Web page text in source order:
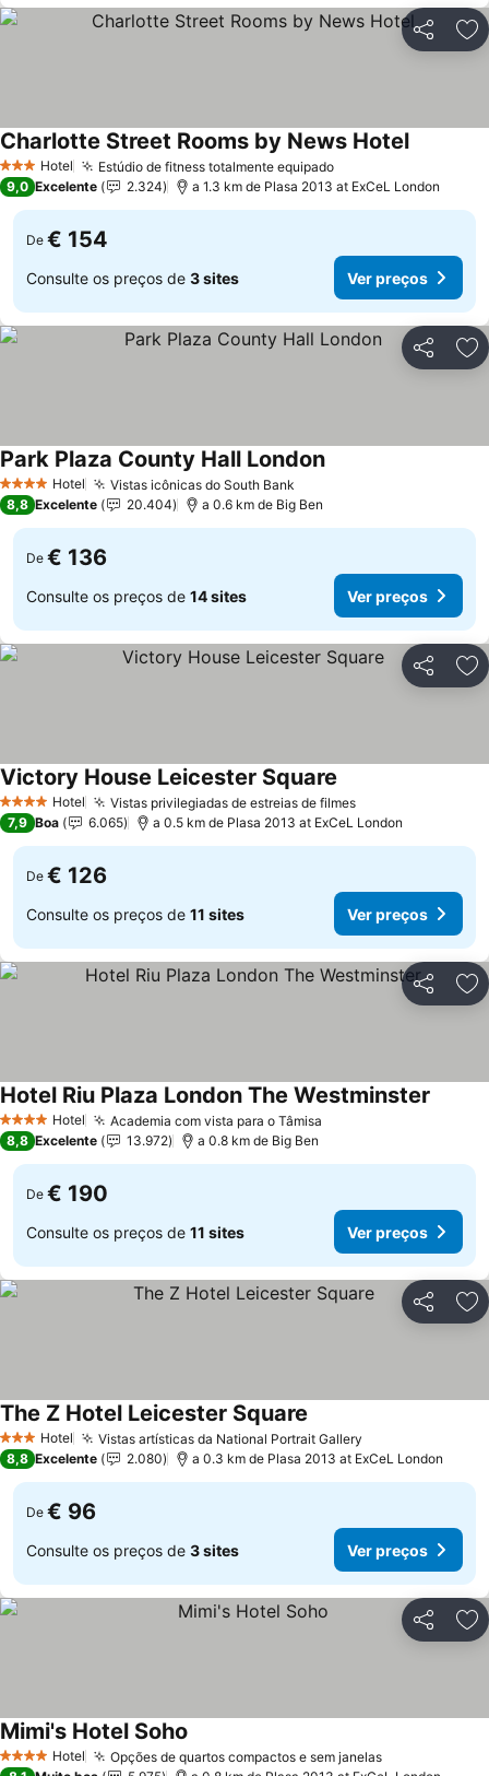
Partilhar
3 EstrelasHotel Estúdio de fitness totalmente equipado
Charlotte Street Rooms by News Hotel
9,0 Excelente 2.324 a 1.3 km de Plasa 2013 at ExCeL London
De € 154
Consulte os preços de 3 sites Ver preços
Partilhar
4 EstrelasHotel Vistas icônicas do South Bank
Park Plaza County Hall London
8,8 Excelente 20.404 a 0.6 km de Big Ben
De € 136
Consulte os preços de 14 sites Ver preços
Partilhar
4 EstrelasHotel Vistas privilegiadas de estreias de filmes
Victory House Leicester Square
7,9 Boa 6.065 a 0.5 km de Plasa 2013 at ExCeL London
De € 126
Consulte os preços de 11 sites Ver preços
Partilhar
4 EstrelasHotel Academia com vista para o Tâmisa
Hotel Riu Plaza London The Westminster
8,8 Excelente 13.972 a 0.8 km de Big Ben
De € 190
Consulte os preços de 11 sites Ver preços
Partilhar
3 EstrelasHotel Vistas artísticas da National Portrait Gallery
The Z Hotel Leicester Square
8,8 Excelente 2.080 a 0.3 km de Plasa 2013 at ExCeL London
De € 96
Consulte os preços de 3 sites Ver preços
Partilhar
4 EstrelasHotel Opções de quartos compactos e sem janelas
Mimi's Hotel Soho